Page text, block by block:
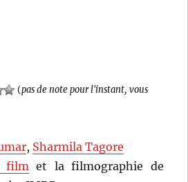
(pas de note pour l'instant, vous
, Sharmila Tagore
filmet la filmographie de